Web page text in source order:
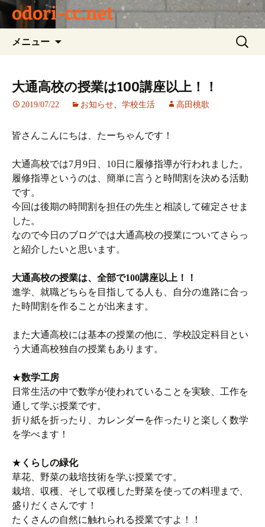
odori-cc.net
メニュー
ツ
キ
プ
検
索:
大通高校の授業は100講座以上！！
2019/07/22 お知らせ、 学校生活 高田桃歌
皆さんこんにちは、たーちゃんです！
大通高校では7月9日、10日に履修指導が行われました。
履修指導というのは、簡単に言うと時間割を決める活動
です。
今回は後期の時間割を担任の先生と相談して確定させま
した。
なので今日のブログでは大通高校の授業についてさらっ
と紹介したいと思います。
大通高校の授業は、全部で100講座以上！！
進学、就職どちらを目指してる人も、自分の進路に合っ
た時間割を作ることが出来ます。
また大通高校には基本の授業の他に、学校設定科目とい
う大通高校独自の授業もあります。
★数学工房
日常生活の中で数学が使われていることを実験、工作を
通して学ぶ授業です。
折り紙を折ったり、カレンダーを作ったりと楽しく数学
を学べます！
★ くらしの緑化
草花、野菜の栽培技術を学ぶ授業です。
栽培、収穫、そして収穫した野菜を使っての料理まで、
盛りだくさんです！
たくさんの自然に触れられる授業ですよ！！